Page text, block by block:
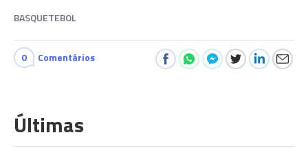
BASQUETEBOL
0 Comentários
Últimas